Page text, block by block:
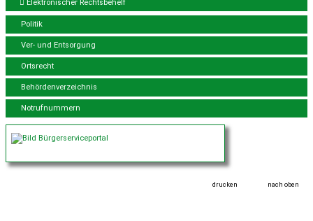
Elektronischer Rechtsbehelf
Politik
Ver- und Entsorgung
Ortsrecht
Behördenverzeichnis
Notrufnummern
drucken nach oben